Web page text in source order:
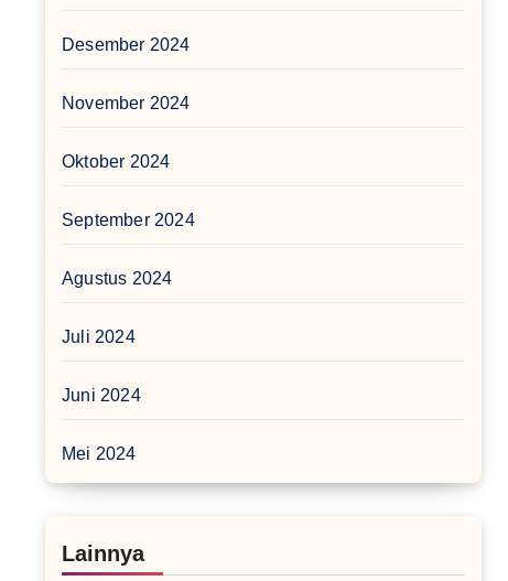
Desember 2024
November 2024
Oktober 2024
September 2024
Agustus 2024
Juli 2024
Juni 2024
Mei 2024
Lainnya